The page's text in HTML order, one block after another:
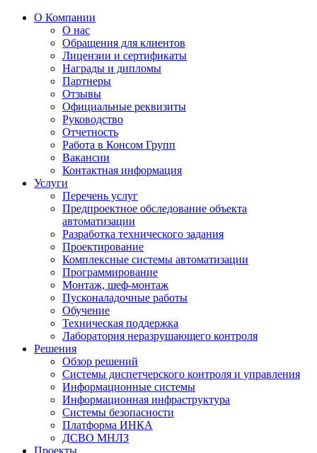
О Компании
О нас
Обращения для клиентов
Лицензии и сертификаты
Награды и дипломы
Партнеры
Отзывы
Официальные реквизиты
Руководство
Отчетность
Работа в Консом Групп
Вакансии
Контактная информация
Услуги
Перечень услуг
Предпроектное обследование объекта
автоматизации
Разработка технического задания
Проектирование
Комплексные системы автоматизации
Программирование
Монтаж, шеф-монтаж
Пусконаладочные работы
Обучение
Техническая поддержка
Лаборатория неразрушающего контроля
Решения
Обзор решений
Системы диспетчерского контроля и управления
Информационные системы
Информационная инфраструктура
Системы безопасности
Платформа ИНКА
ДСВО МНЛЗ
Проекты